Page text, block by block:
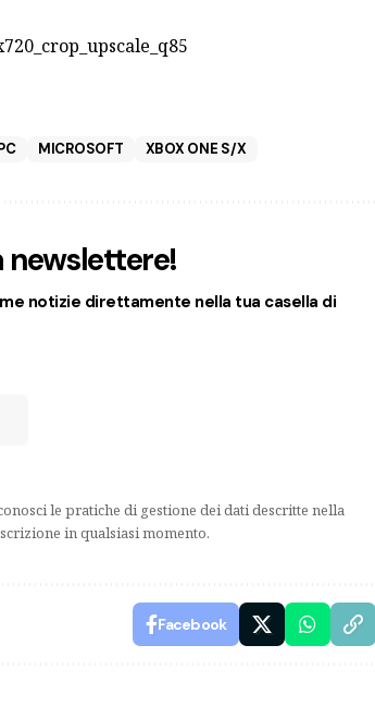
MICROSOFT XBOX ONE S/X
newslettere!
notizie direttamente nella tua casella di
le pratiche di gestione dei dati descritte nella
in qualsiasi momento.
Facebook